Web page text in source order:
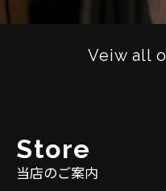
Veiw all
Store
当店のご案内